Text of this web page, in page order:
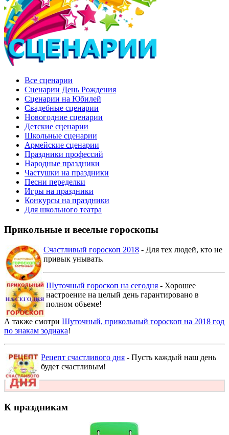
Все сценарии
Сценарии День Рождения
Сценарии на Юбилей
Свадебные сценарии
Новогодние сценарии
Детские сценарии
Школьные сценарии
Армейские сценарии
Праздники профессий
Народные праздники
Частушки на праздники
Песни переделки
Игры на праздники
Конкурсы на праздники
Для школьного театра
Прикольные и веселые гороскопы
Счастливый гороскоп 2018 - Для тех людей, кто не
привык унывать.
Шуточный гороскоп на сегодня - Хорошее
настроение на целый день гарантировано в
полном объеме!
А также смотри Шуточный, прикольный гороскоп на 2018 год
по знакам зодиака!
Рецепт счастливого дня - Пусть каждый наш день
будет счастливым!
К праздникам